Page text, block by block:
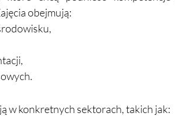
obejmują:
w konkretnych sektorach, takich jak: